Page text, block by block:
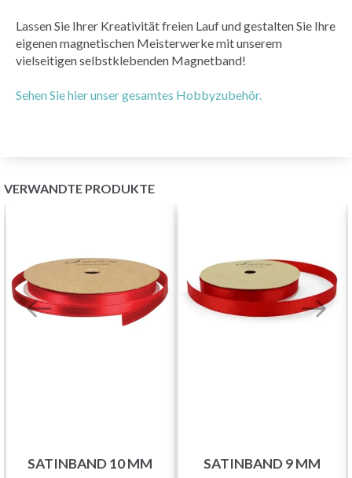
Lassen Sie Ihrer Kreativität freien Lauf und gestalten Sie Ihre
eigenen magnetischen Meisterwerke mit unserem
vielseitigen selbstklebenden Magnetband!
Sehen Sie hier unser gesamtes Hobbyzubehör.
VERWANDTE PRODUKTE
SATINBAND 10 MM SATINBAND 9 MM